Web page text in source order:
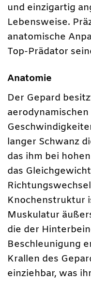
und einzigartig
Lebensweise.
anatomische
Top-Prädator
Anatomie
Der Gepard
langer Schwanz
das ihm bei
das
Knochenstruktur
Muskulatur
die der
Beschleunigung
Krallen des
einziehbar, was